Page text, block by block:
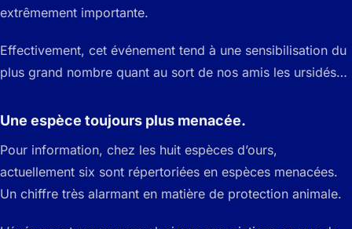
extrêmement importante.
Effectivement, cet événement tend à une sensibilisation du
plus grand nombre quant au sort de nos amis les ursidés…
Une espèce toujours plus menacée.
Pour information, chez les huit espèces d’ours,
actuellement six sont répertoriées en espèces menacées.
Un chiffre très alarmant en matière de protection animale.